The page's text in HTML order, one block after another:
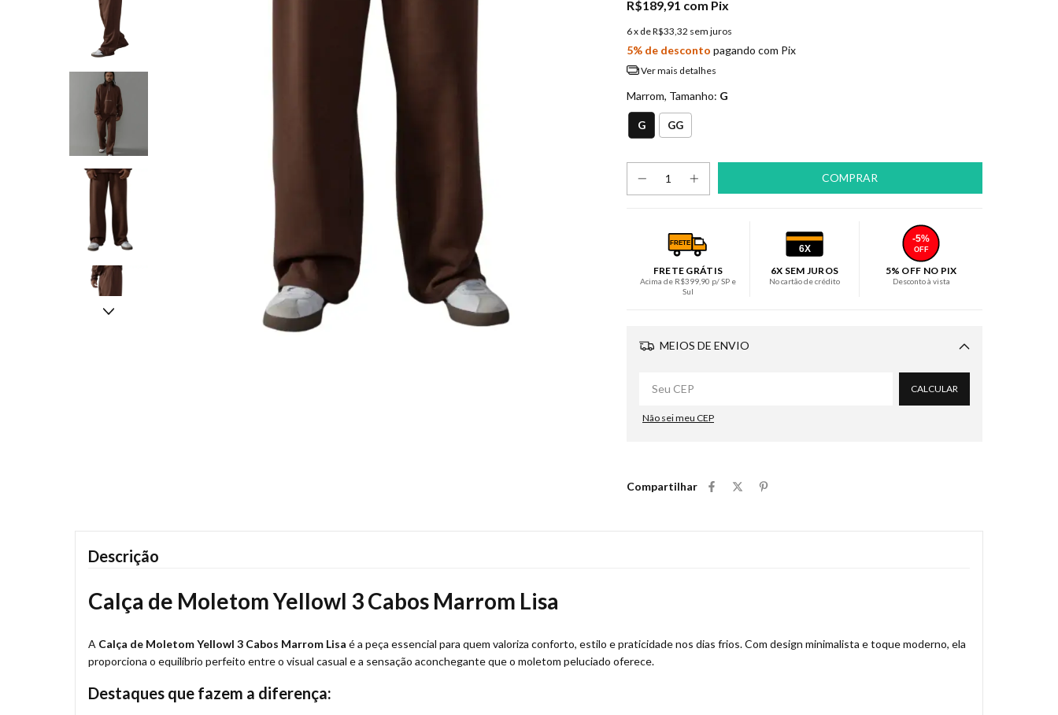
R$189,91 com Pix
6x deR$33,32 sem juros
5% de desconto pagando com Pix
Ver mais detalhes
Marrom, Tamanho: G
G GG
FRETE
FRETE GRÁTIS
Acima de R$399,90 p/ SP e
Sul
6X
6X SEM JUROS
No cartão de crédito
-5%
OFF
5% OFF NO PIX
Desconto à vista
MEIOS DE ENVIO
Alterar CEP
CALCULAR
Não sei meu CEP
Compartilhar
Descrição
Calça de Moletom Yellowl 3 Cabos Marrom Lisa
A Calça de Moletom Yellowl 3 Cabos Marrom Lisa é a peça essencial para quem valoriza conforto, estilo e praticidade nos dias frios. Com design minimalista e toque moderno, ela
proporciona o equilíbrio perfeito entre o visual casual e a sensação aconchegante que o moletom peluciado oferece.
Destaques que fazem a diferença: